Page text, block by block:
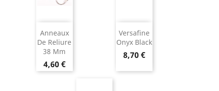
Anneaux
De Reliure
38 Mm
4,60 €
Versafine
Onyx Black
8,70 €